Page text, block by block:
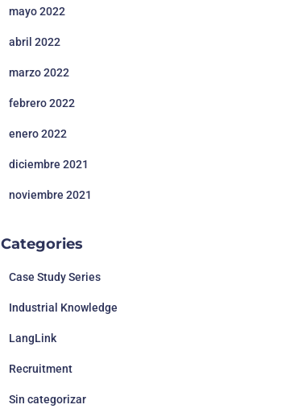
mayo 2022
abril 2022
marzo 2022
febrero 2022
enero 2022
diciembre 2021
noviembre 2021
Categories
Case Study Series
Industrial Knowledge
LangLink
Recruitment
Sin categorizar